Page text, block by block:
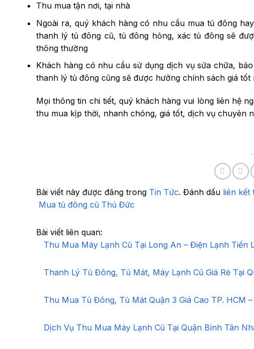
Thu mua tận nơi, tại nhà
Ngoài ra, quý khách hàng có nhu cầu mua tủ đông
thanh lý tủ đông cũ, tủ đông hỏng, xác tủ đông sẽ
thông thường
Khách hàng có nhu cầu sử dụng dịch vụ sửa chữa,
thanh lý tủ đông cũng sẽ được hưởng chính sách giá tốt
Mọi thông tin chi tiết, quý khách hàng vui lòng liên hệ
thu mua kịp thời, nhanh chóng, giá tốt, dịch vụ chuyên
Bài viết này được đăng trong Tin Tức. Đánh dấu liên kết
Mua tủ đông cũ Thủ Đức
Bài viết liên quan:
Thu Mua Máy Lạnh Cũ Tại Long An – Điện Lạnh Tiến
Thanh Lý Tủ Đông, Tủ Mát, Máy Lạnh Cũ Giá Rẻ Tại
Thu Mua Tủ Đông, Tủ Mát Quận 3 Giá Cao TP. HCM
Dịch Vụ Thu Mua Máy Lạnh Cũ Tại Quận Bình Tân